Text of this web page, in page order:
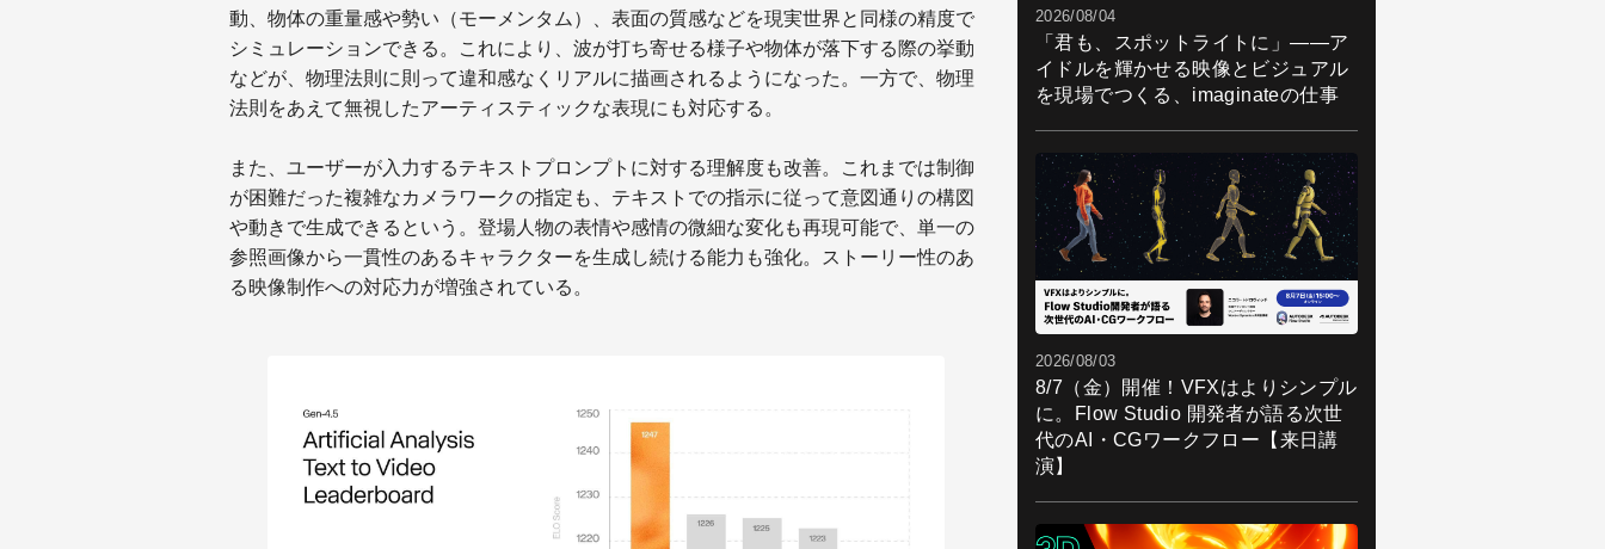
動、物体の重量感や勢い（モーメンタム）、表面の質感などを現実世界と同様の精度で
シミュレーションできる。これにより、波が打ち寄せる様子や物体が落下する際の挙動
などが、物理法則に則って違和感なくリアルに描画されるようになった。一方で、物理
法則をあえて無視したアーティスティックな表現にも対応する。
また、ユーザーが入力するテキストプロンプトに対する理解度も改善。これまでは制御
が困難だった複雑なカメラワークの指定も、テキストでの指示に従って意図通りの構図
や動きで生成できるという。登場人物の表情や感情の微細な変化も再現可能で、単一の
参照画像から一貫性のあるキャラクターを生成し続ける能力も強化。ストーリー性のあ
る映像制作への対応力が増強されている。
2026/08/04
「君も、スポットライトに」――ア
イドルを輝かせる映像とビジュアル
を現場でつくる、imaginateの仕事
2026/08/03
8/7（金）開催！VFXはよりシンプル
に。Flow Studio 開発者が語る次世
代のAI・CGワークフロー【来日講
演】